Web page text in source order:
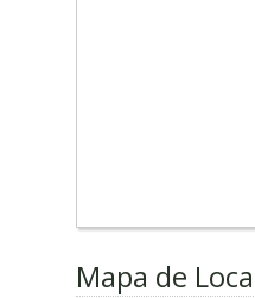
Mapa de